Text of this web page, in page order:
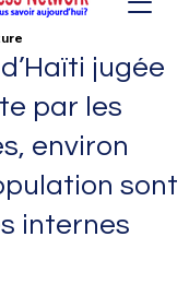
jugée
par les
environ
sont
internes